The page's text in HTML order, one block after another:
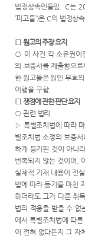
등기과/
소
청사안
내
찾아오
시는길
는질문
관안내
무인등
본발급
기안내
장애인
사법지
원안내
재판기
록열람
복사예
약
법정상속인들임 . C는
‘피고들’)은C의 법정상
□원고의 주장 요지
○ 이 사건 각 소유권이
의 보증서를 제출함으
한 원고들은 원인 무효
이행을 구함.
□ 쟁점에 관한 판단 요지
○ 관련 법리
▷ 특별조치법에 따라
별조치법 소정의 보증
하게 등기된 것이 아니
번복되지 않는 것이며
실체적 기재 내용이 진
법에 따라 등기를 마친
하더라도 그가 다른 취
법의 적용을 받을 수 없
에서 특별조치법에 따
이 전혀 없다든지 그 자